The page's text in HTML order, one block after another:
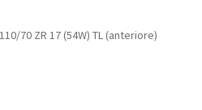
70 ZR 17 (54W) TL (anteriore)